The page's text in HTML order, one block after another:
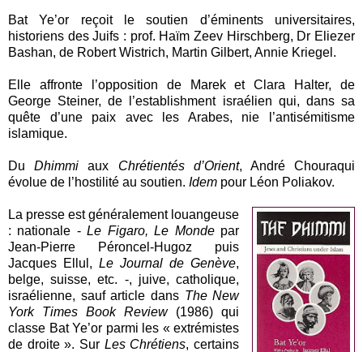
Bat Ye’or reçoit le soutien d’éminents universitaires,
historiens des Juifs : prof. Haïm Zeev Hirschberg, Dr Eliezer
Bashan, de Robert Wistrich, Martin Gilbert, Annie Kriegel.
Elle affronte l’opposition de Marek et Clara Halter, de
George Steiner, de l’establishment israélien qui, dans sa
quête d’une paix avec les Arabes, nie l’antisémitisme
islamique.
DuDhimmiaux Chrétientés d’Orient, André Chouraqui
évolue de l’hostilité au soutien. Idem pour Léon Poliakov.
La presse est généralement louangeuse
: nationale -Le Figaro, Le Mondepar
Jean-Pierre Péroncel-Hugoz puis
Jacques Ellul,Le Journal de Genève,
belge, suisse, etc. -, juive, catholique,
israélienne, sauf article dans The New
York Times Book Review(1986) qui
classe Bat Ye’or parmi les « extrémistes
de droite ». Sur Les Chrétiens, certains